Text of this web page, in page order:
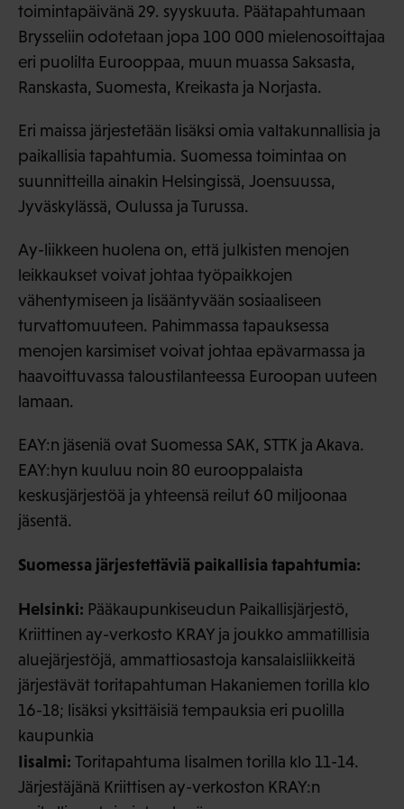
toimintapäivänä 29. syyskuuta. Päätapahtumaan
Brysseliin odotetaan jopa 100 000 mielenosoittajaa
eri puolilta Eurooppaa, muun muassa Saksasta,
Ranskasta, Suomesta, Kreikasta ja Norjasta.
Eri maissa järjestetään lisäksi omia valtakunnallisia ja
paikallisia tapahtumia. Suomessa toimintaa on
suunnitteilla ainakin Helsingissä, Joensuussa,
Jyväskylässä, Oulussa ja Turussa.
Ay-liikkeen huolena on, että julkisten menojen
leikkaukset voivat johtaa työpaikkojen
vähentymiseen ja lisääntyvään sosiaaliseen
turvattomuuteen. Pahimmassa tapauksessa
menojen karsimiset voivat johtaa epävarmassa ja
haavoittuvassa taloustilanteessa Euroopan uuteen
lamaan.
EAY:n jäseniä ovat Suomessa SAK, STTK ja Akava.
EAY:hyn kuuluu noin 80 eurooppalaista
keskusjärjestöä ja yhteensä reilut 60 miljoonaa
jäsentä.
Suomessa järjestettäviä paikallisia tapahtumia:
Helsinki: Pääkaupunkiseudun Paikallisjärjestö,
Kriittinen ay-verkosto KRAY ja joukko ammatillisia
aluejärjestöjä, ammattiosastoja kansalaisliikkeitä
järjestävät toritapahtuman Hakaniemen torilla klo
16-18; lisäksi yksittäisiä tempauksia eri puolilla
kaupunkia
Iisalmi: Toritapahtuma Iisalmen torilla klo 11-14.
Järjestäjänä Kriittisen ay-verkoston KRAY:n